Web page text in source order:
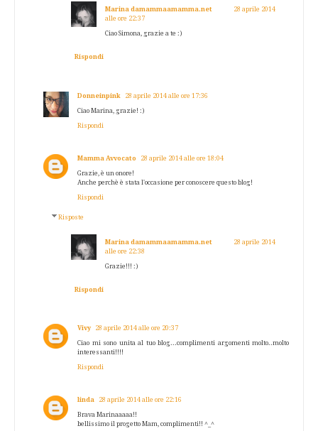
Marina damammaamamma.net
28 aprile 2014
alle ore 22:37
Ciao Simona, grazie a te :)
Rispondi
Donneinpink 28 aprile 2014 alle ore 17:36
Ciao Marina, grazie! :)
Rispondi
Mamma Avvocato 28 aprile 2014 alle ore 18:04
Grazie, è un onore!
Anche perchè è stata l'occasione per conoscere questo blog!
Rispondi
Risposte
Marina damammaamamma.net
28 aprile 2014
alle ore 22:38
Grazie!!! :)
Rispondi
Vivy 28 aprile 2014 alle ore 20:37
Ciao mi sono unita al tuo blog...complimenti argomenti molto..molto
interessanti!!!!
Rispondi
linda 28 aprile 2014 alle ore 22:16
Brava Marinaaaaa!!
bellissimo il progetto Mam, complimenti!! ^_^